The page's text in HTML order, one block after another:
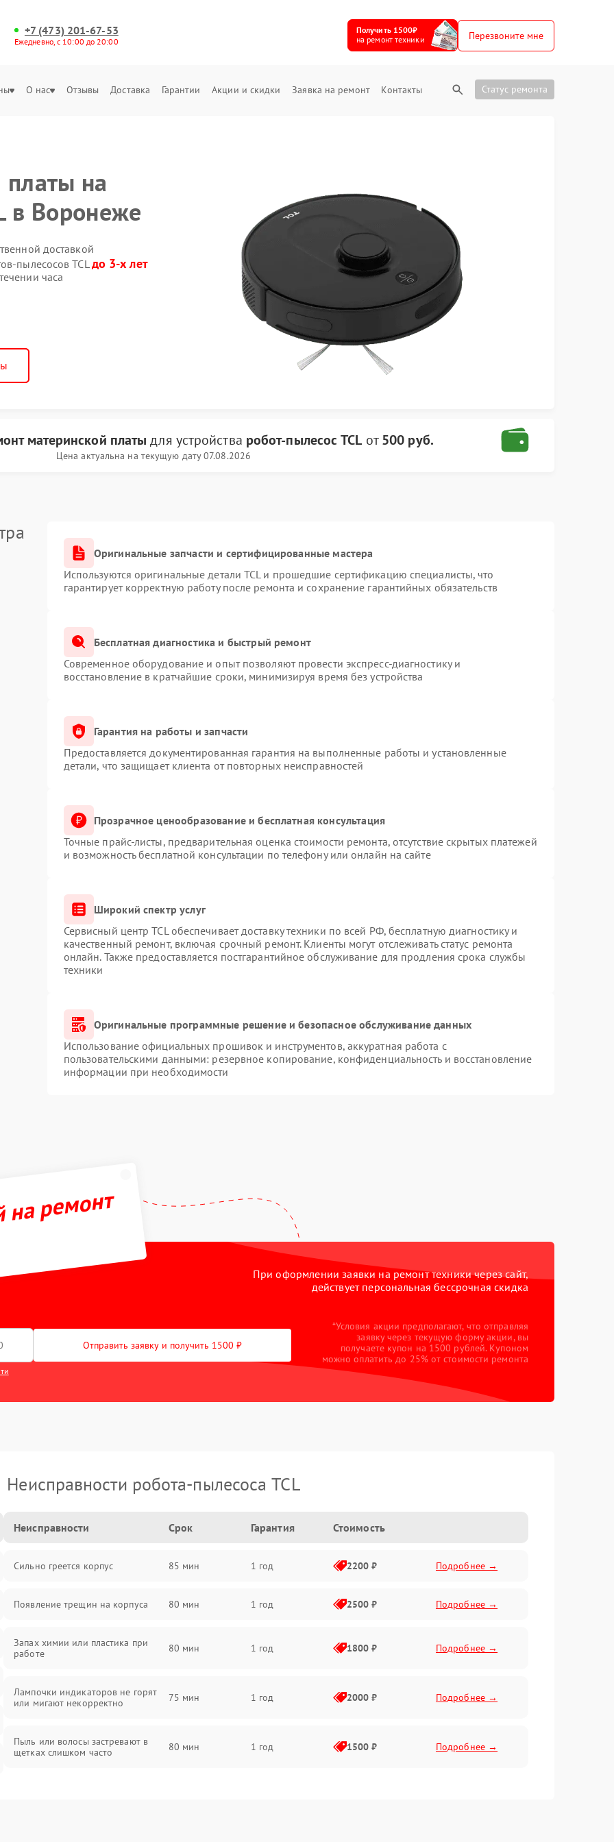
+7 (473) 201-67-53
Ежедневно, с 10:00 до 20:00
Получить 1500₽
на ремонт техники
Перезвоните мне
О нас Отзывы Доставка Гарантии Акции и скидки Заявка на ремонт Контакты Статус ремонта
платы на
в Воронеже
доставкой
пылесосов TCL до 3-х лет
часа
материнской платы для устройства робот-пылесос TCL от500 руб.
Цена актуальна на текущую дату 07.08.2026
Оригинальные запчасти и сертифицированные мастера
Используются оригинальные детали TCL и прошедшие сертификацию специалисты, что
гарантирует корректную работу после ремонта и сохранение гарантийных обязательств
Бесплатная диагностика и быстрый ремонт
Современное оборудование и опыт позволяют провести экспресс-диагностику и
восстановление в кратчайшие сроки, минимизируя время без устройства
Гарантия на работы и запчасти
Предоставляется документированная гарантия на выполненные работы и установленные
детали, что защищает клиента от повторных неисправностей
Прозрачное ценообразование и бесплатная консультация
Точные прайс-листы, предварительная оценка стоимости ремонта, отсутствие скрытых платежей
и возможность бесплатной консультации по телефону или онлайн на сайте
Широкий спектр услуг
Сервисный центр TCL обеспечивает доставку техники по всей РФ, бесплатную диагностику и
качественный ремонт, включая срочный ремонт. Клиенты могут отслеживать статус ремонта
онлайн. Также предоставляется постгарантийное обслуживание для продления срока службы
техники
Оригинальные программные решение и безопасное обслуживание данных
Использование официальных прошивок и инструментов, аккуратная работа с
пользовательскими данными: резервное копирование, конфиденциальность и восстановление
информации при необходимости
ремонт
При оформлении заявки на ремонт техники через сайт,
действует персональная бессрочная скидка
Отправить заявку и получить 1500 ₽
*Условия акции предполагают, что отправляя
заявку через текущую форму акции, вы
получаете купон на 1500 рублей. Купоном
можно оплатить до 25% от стоимости ремонта
Неисправности робота-пылесоса TCL
Неисправности Срок Гарантия Стоимость
Сильно греется корпус 85 мин 1 год 2200 ₽ Подробнее →
Появление трещин на корпуса 80 мин 1 год 2500 ₽ Подробнее →
Запах химии или пластика при
работе
80 мин 1 год 1800 ₽ Подробнее →
Лампочки индикаторов не горят
или мигают некорректно
75 мин 1 год 2000 ₽ Подробнее →
Пыль или волосы застревают в
щетках слишком часто
80 мин 1 год 1500 ₽ Подробнее →